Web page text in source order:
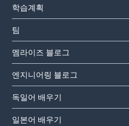
학습계획
팀
멤라이즈 블로그
엔지니어링 블로그
독일어 배우기
일본어 배우기